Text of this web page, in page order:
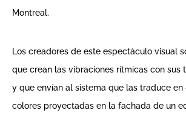
Montreal.
Los creadores de este espectáculo visual
que crean las vibraciones rítmicas con sus
y que envían al sistema que las traduce en
colores proyectadas en la fachada de un